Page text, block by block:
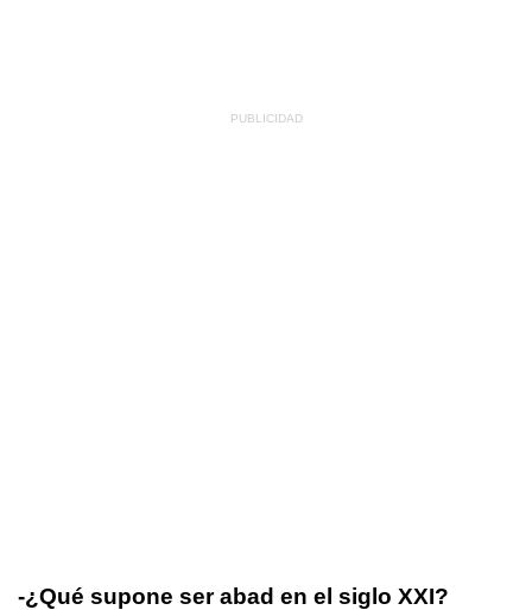
-¿Qué supone ser abad en el siglo XXI?